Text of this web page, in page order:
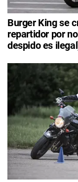
Burger King se
repartidor por
despido es